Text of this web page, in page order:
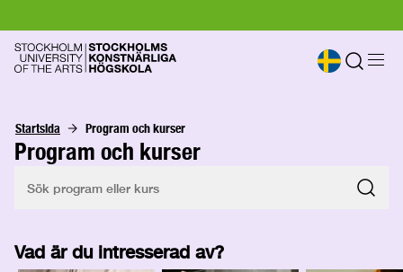
Startsida Program och kurser
Program och kurser
Vad är du intresserad av?